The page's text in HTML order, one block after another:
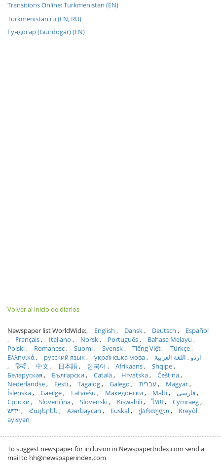
Transitions Online: Turkmenistan (EN)
Turkmenistan.ru (EN, RU)
Гундогар (Gündogar) (EN)
Volver al inicio de diarios
Newspaper list WorldWide: English Dansk Deutsch
Español
Français
Italiano Norsk Português
Bahasa Melayu
Polski
Romanesc Suomi Svensk Tiếng Việt
Türkçe
Ελληνικά
русский язык українська мова اردو
اللغة العربية
हिन्दी
中文 日本語 한국어 Afrikaans
Shqipe
Беларуская
Български Català Hrvatska
Čeština
Nederlandse
Eesti Tagalog Galego עברית
Magyar
Íslenska
Gaeilge Latviešu Македонски Malti
فارسی
Српски
Slovenčina Slovenski Kiswahili ไทย
Cymraeg
ייִדיש
Հայերեն Azərbaycan Euskal ქართული
Kreyòl
ayisyen
To suggest newspaper for inclusion in NewspaperIndex.com send a
mail to hh@newspaperindex.com